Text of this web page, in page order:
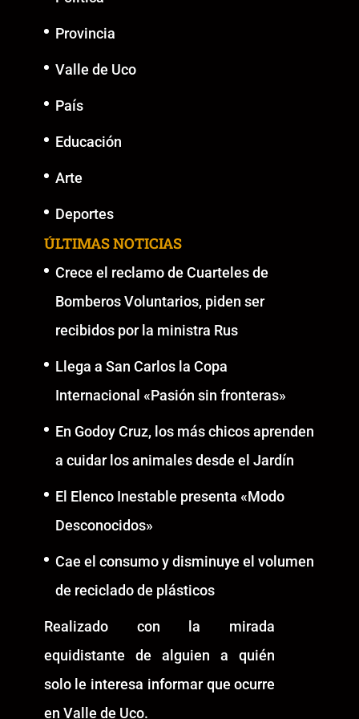
Provincia
Valle de Uco
País
Educación
Arte
Deportes
ÚLTIMAS NOTICIAS
Crece el reclamo de Cuarteles de
Bomberos Voluntarios, piden ser
recibidos por la ministra Rus
Llega a San Carlos la Copa
Internacional «Pasión sin fronteras»
En Godoy Cruz, los más chicos aprenden
a cuidar los animales desde el Jardín
El Elenco Inestable presenta «Modo
Desconocidos»
Cae el consumo y disminuye el volumen
de reciclado de plásticos
Realizado con la mirada
equidistante de alguien a quién
solo le interesa informar que ocurre
en Valle de Uco.